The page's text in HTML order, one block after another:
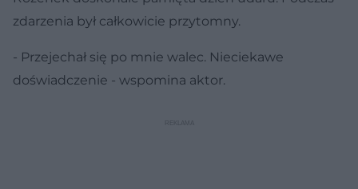
zdarzenia był całkowicie przytomny.
- Przejechał się po mnie walec. Nieciekawe
doświadczenie - wspomina aktor.